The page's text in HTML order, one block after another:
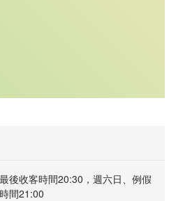
後收客時間20:30，週六日、例假
間21:00